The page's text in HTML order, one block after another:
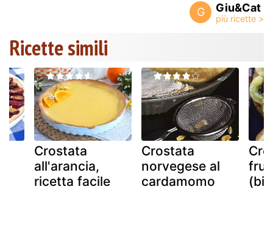
G Giu&Cat
Ricette simili
Crostata
all'arancia,
ricetta facile
Crostata
norvegese al
cardamomo